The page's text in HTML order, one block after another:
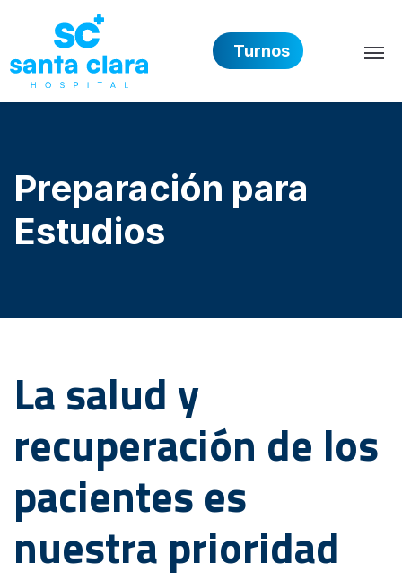
Turnos
Preparación para
Estudios
La salud y
recuperación de los
pacientes es
nuestra prioridad